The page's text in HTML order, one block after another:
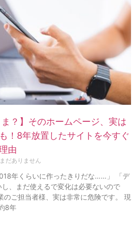
ま？】そのホームページ、実は
！8年放置したサイトを今すぐ
由
だありません
年くらいに作ったきりだな……」 「デ
、まだ使えるで変化は必要ないので
のご担当者様、実は非常に危険です。 現
8年